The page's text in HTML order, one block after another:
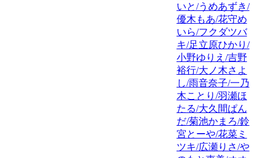
いと/うめあずき/
優木もあ/花守め
いら/フクダツバ
キ/足立原ひかり/
小野ゆりえ/吉野
裕行/大ノ木さよ
し/雨音奈子/一乃
木ことり/羽瀬ほ
たる/大久間ぱん
だ/菊池かまろ/鈴
宮とーや/花菜ミ
ツキ/広瀬りさ/や